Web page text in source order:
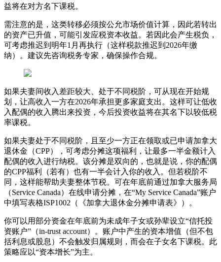
益将在对方名下课税。
需注意的是，这类转移必须按公允市场价值计算，因此若转出
的资产已升值，可能引发应税资本收益。若因此会产生税负，
可考虑推迟到明年1月再执行（这样税款推迟到2026年缴
纳）。建议先咨询税务专家，确保操作合规。
如果夫妻间收入差距较大、处于不同税阶，可从现在开始规
划，让高收入一方在2026年承担更多家庭支出。这样可让低收
入配偶的收入腾出来投资，今后投资收益将在其名下以较低税
率课税。
如果夫妻处于不同税阶，且至少一方正在领取或已申请加拿大
退休金（CPP），可考虑分摊这项福利，让最多一半金额计入
配偶的收入进行纳税。该分摊是双向的，也就是说，你的配偶
的CPP福利（若有）也有一半会计入你的收入。但若税阶不
同，这样能帮助夫妻整体节税。可在年底前通过加拿大服务局
（Service Canada）在线申请分摊，在“My Service Canada”账户
中填写表格ISP1002（《加拿大退休金分摊申请表》）。
你可以用部分资金在年底前为未成年子女或孙辈设立“信托投
资账户”（in-trust account）。账户中产生的资本增值（但不包
括利息或股息）不会触发归属规则，而会在子女名下课税。此
策略应以“资本增长”为主。